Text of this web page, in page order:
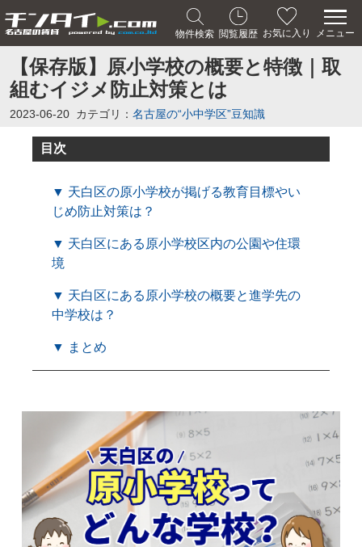
物件検索 閲覧履歴 お気に入り メニュー
【保存版】原小学校の概要と特徴｜取
組むイジメ防止対策とは
2023-06-20 カテゴリ： 名古屋の“小中学区”豆知識
目次
▼ 天白区の原小学校が掲げる教育目標やい
じめ防止対策は？
▼ 天白区にある原小学校区内の公園や住環
境
▼ 天白区にある原小学校の概要と進学先の
中学校は？
▼ まとめ